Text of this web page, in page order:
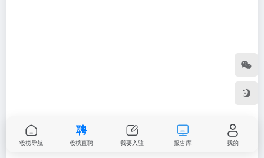
妆榜导航 妆榜直聘 我要入驻 报告库 我的